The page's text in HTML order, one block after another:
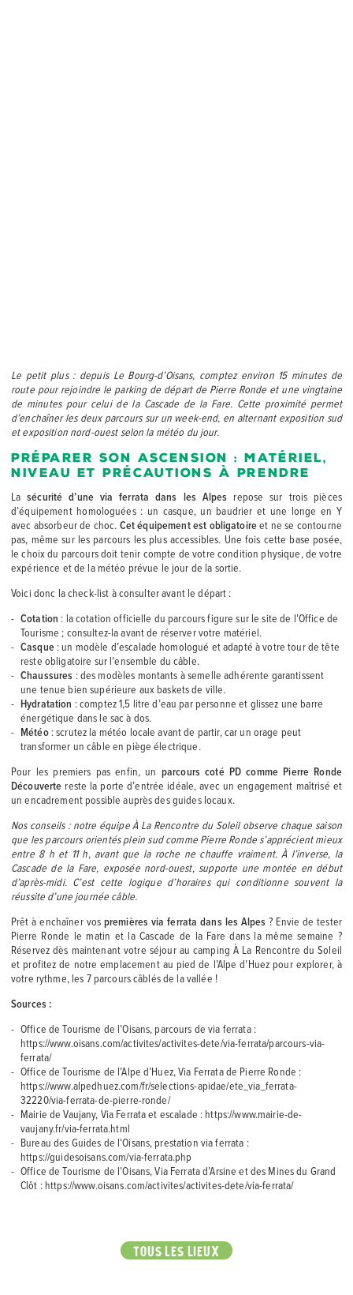
Le petit plus : depuis Le Bourg-d’Oisans, comptez environ 15 minutes de
route pour rejoindre le parking de départ de Pierre Ronde et une vingtaine
de minutes pour celui de la Cascade de la Fare. Cette proximité permet
d’enchaîner les deux parcours sur un week-end, en alternant exposition sud
et exposition nord-ouest selon la météo du jour.
Préparer son ascension : matériel,
niveau et précautions à prendre
Lasécurité d’une via ferrata dans les Alpes repose sur trois pièces
d’équipement homologuées : un casque, un baudrier et une longe en Y
avec absorbeur de choc. Cet équipement est obligatoireet ne se contourne
pas, même sur les parcours les plus accessibles. Une fois cette base posée,
le choix du parcours doit tenir compte de votre condition physique, de votre
expérience et de la météo prévue le jour de la sortie.
Voici donc la check-list à consulter avant le départ :
Cotation : la cotation officielle du parcours figure sur le site de l’Office de
Tourisme ; consultez-la avant de réserver votre matériel.
Casque: un modèle d’escalade homologué et adapté à votre tour de tête
reste obligatoire sur l’ensemble du câble.
Chaussures : des modèles montants à semelle adhérente garantissent
une tenue bien supérieure aux baskets de ville.
Hydratation : comptez 1,5 litre d’eau par personne et glissez une barre
énergétique dans le sac à dos.
Météo: scrutez la météo locale avant de partir, car un orage peut
transformer un câble en piège électrique.
Pour les premiers pas enfin, un parcours coté PD comme Pierre Ronde
Découverte reste la porte d’entrée idéale, avec un engagement maîtrisé et
un encadrement possible auprès des guides locaux.
Nos conseils : notre équipe À La Rencontre du Soleil observe chaque saison
que les parcours orientés plein sud comme Pierre Ronde s’apprécient mieux
entre 8 h et 11 h, avant que la roche ne chauffe vraiment. À l’inverse, la
Cascade de la Fare, exposée nord-ouest, supporte une montée en début
d’après-midi. C’est cette logique d’horaires qui conditionne souvent la
réussite d’une journée câble.
Prêt à enchaîner vos premières via ferrata dans les Alpes ? Envie de tester
Pierre Ronde le matin et la Cascade de la Fare dans la même semaine ?
Réservez dès maintenant votre séjour au camping À La Rencontre du Soleil
et profitez de notre emplacement au pied de l’Alpe d’Huez pour explorer, à
votre rythme, les 7 parcours câblés de la vallée !
Sources :
Office de Tourisme de l’Oisans, parcours de via ferrata :
https://www.oisans.com/activites/activites-dete/via-ferrata/parcours-via-
ferrata/
Office de Tourisme de l’Alpe d’Huez, Via Ferrata de Pierre Ronde :
https://www.alpedhuez.com/fr/selections-apidae/ete_via_ferrata-
32220/via-ferrata-de-pierre-ronde/
Mairie de Vaujany, Via Ferrata et escalade : https://www.mairie-de-
vaujany.fr/via-ferrata.html
Bureau des Guides de l’Oisans, prestation via ferrata :
https://guidesoisans.com/via-ferrata.php
Office de Tourisme de l’Oisans, Via Ferrata d’Arsine et des Mines du Grand
Clôt : https://www.oisans.com/activites/activites-dete/via-ferrata/
TOUS LES LIEUX